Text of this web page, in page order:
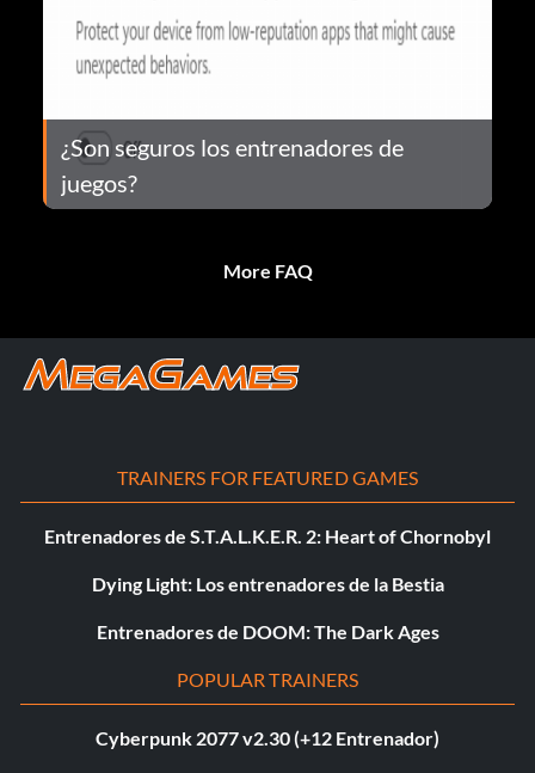
¿Son seguros los entrenadores de
juegos?
More FAQ
TRAINERS FOR FEATURED GAMES
Entrenadores de S.T.A.L.K.E.R. 2: Heart of Chornobyl
Dying Light: Los entrenadores de la Bestia
Entrenadores de DOOM: The Dark Ages
POPULAR TRAINERS
Cyberpunk 2077 v2.30 (+12 Entrenador)